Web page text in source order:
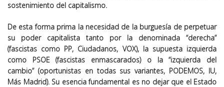
sostenimiento del capitalismo.
De esta forma prima la necesidad de la burguesía de perpetuar
su poder capitalista tanto por la denominada “derecha”
(fascistas como PP, Ciudadanos, VOX), la supuesta izquierda
como PSOE (fascistas enmascarados) o la “izquierda del
cambio” (oportunistas en todas sus variantes, PODEMOS, IU,
Más Madrid). Su esencia fundamental es no dejar que el Estado